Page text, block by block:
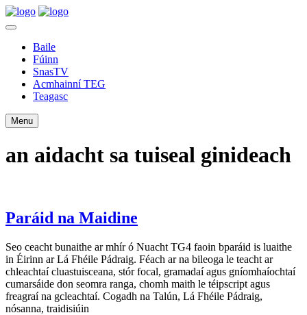
Baile
Fúinn
SnasTV
Acmhainní TEG
Teagasc
Menu
an aidacht sa tuiseal ginideach
Paráid na Maidine
Seo ceacht bunaithe ar mhír ó Nuacht TG4 faoin bparáid is luaithe
in Éirinn ar Lá Fhéile Pádraig. Féach ar na bileoga le teacht ar
chleachtaí cluastuisceana, stór focal, gramadaí agus gníomhaíochtaí
cumarsáide don seomra ranga, chomh maith le téipscript agus
freagraí na gcleachtaí. Cogadh na Talún, Lá Fhéile Pádraig,
nósanna, traidisiúin